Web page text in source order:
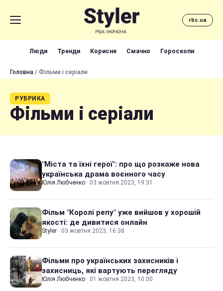
rbc.ua
Люди Тренди Корисне Смачно Гороскопи
Головна / Фільми і серіали
РУБРИКА
Фільми і серіали
"Міста та їхні герої": про що розкаже нова
українська драма воєнного часу
Юлія Любченко · 03 жовтня 2023, 19:31
Фільм "Королі репу" уже вийшов у хорошій
якості: де дивитися онлайн
Styler · 03 жовтня 2023, 16:38
Фільми про українських захисників і
захисниць, які вартують перегляду
Юлія Любченко · 01 жовтня 2023, 10:00